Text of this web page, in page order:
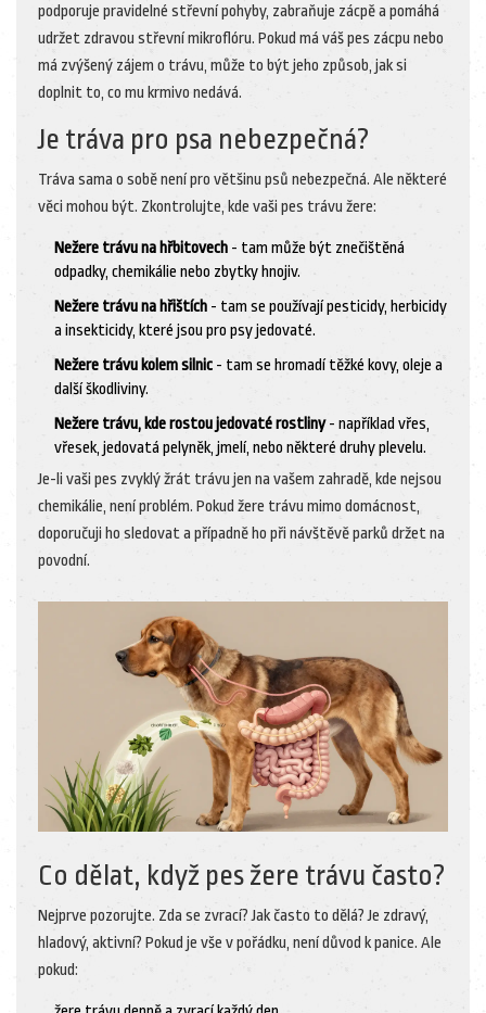
podporuje pravidelné střevní pohyby, zabraňuje zácpě a pomáhá
udržet zdravou střevní mikroflóru. Pokud má váš pes zácpu nebo
má zvýšený zájem o trávu, může to být jeho způsob, jak si
doplnit to, co mu krmivo nedává.
Je tráva pro psa nebezpečná?
Tráva sama o sobě není pro většinu psů nebezpečná. Ale některé
věci mohou být. Zkontrolujte, kde vaši pes trávu žere:
Nežere trávu na hřbitovech - tam může být znečištěná
odpadky, chemikálie nebo zbytky hnojiv.
Nežere trávu na hřištích - tam se používají pesticidy, herbicidy
a insekticidy, které jsou pro psy jedovaté.
Nežere trávu kolem silnic - tam se hromadí těžké kovy, oleje a
další škodliviny.
Nežere trávu, kde rostou jedovaté rostliny- například vřes,
vřesek, jedovatá pelyněk, jmelí, nebo některé druhy plevelu.
Je-li vaši pes zvyklý žrát trávu jen na vašem zahradě, kde nejsou
chemikálie, není problém. Pokud žere trávu mimo domácnost,
doporučuji ho sledovat a případně ho při návštěvě parků držet na
povodní.
Co dělat, když pes žere trávu často?
Nejprve pozorujte. Zda se zvrací? Jak často to dělá? Je zdravý,
hladový, aktivní? Pokud je vše v pořádku, není důvod k panice. Ale
pokud: